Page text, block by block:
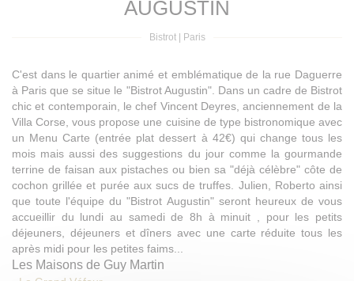
AUGUSTIN
Bistrot Paris
C'est dans le quartier animé et emblématique de la rue Daguerre
à Paris que se situe le "Bistrot Augustin". Dans un cadre de Bistrot
chic et contemporain, le chef Vincent Deyres, anciennement de la
Villa Corse, vous propose une cuisine de type bistronomique avec
un Menu Carte (entrée plat dessert à 42€) qui change tous les
mois mais aussi des suggestions du jour comme la gourmande
terrine de faisan aux pistaches ou bien sa "déjà célèbre" côte de
cochon grillée et purée aux sucs de truffes. Julien, Roberto ainsi
que toute l'équipe du "Bistrot Augustin" seront heureux de vous
accueillir du lundi au samedi de 8h à minuit , pour les petits
déjeuners, déjeuners et dîners avec une carte réduite tous les
après midi pour les petites faims...
Les Maisons de Guy Martin